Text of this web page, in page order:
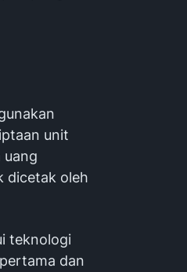
unit
uang
dicetak oleh
teknologi
dan